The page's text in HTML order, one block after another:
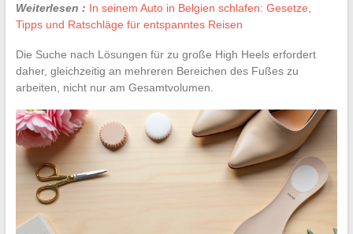
Weiterlesen : In seinem Auto in Belgien schlafen: Gesetze,
Tipps und Ratschläge für entspanntes Reisen
Die Suche nach Lösungen für zu große High Heels erfordert
daher, gleichzeitig an mehreren Bereichen des Fußes zu
arbeiten, nicht nur am Gesamtvolumen.